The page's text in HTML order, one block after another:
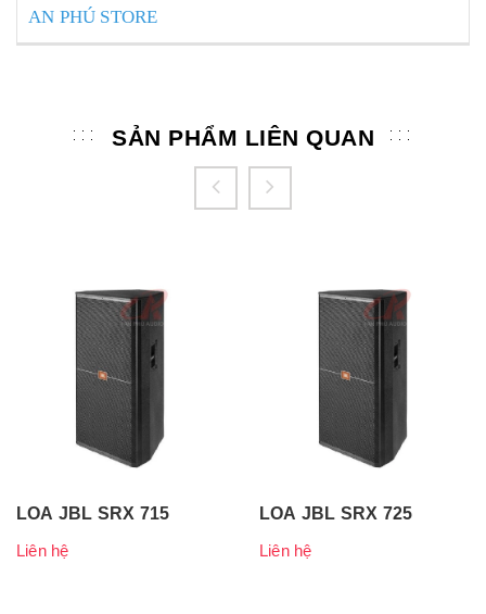
AN PHÚ STORE
SẢN PHẨM LIÊN QUAN
LOA JBL SRX 715
Liên hệ
LOA JBL SRX 725
Liên hệ